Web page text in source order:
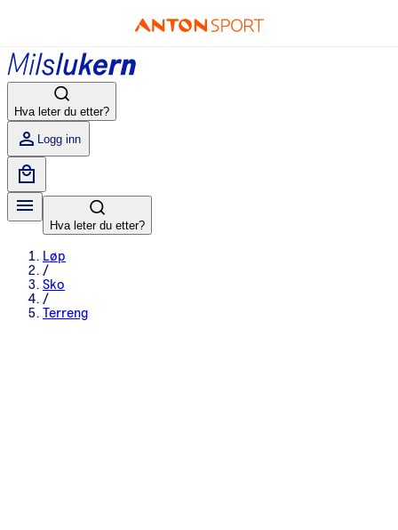
Hva leter du etter?
Logg inn
Hva leter du etter?
Løp
/
Sko
/
Terreng